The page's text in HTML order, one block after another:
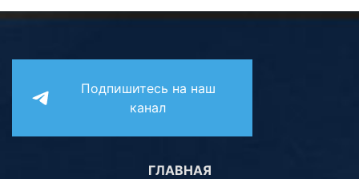
Подпишитесь на наш
канал
ГЛАВНАЯ